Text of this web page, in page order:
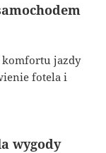
komfortu jazdy
fotela i
wygody